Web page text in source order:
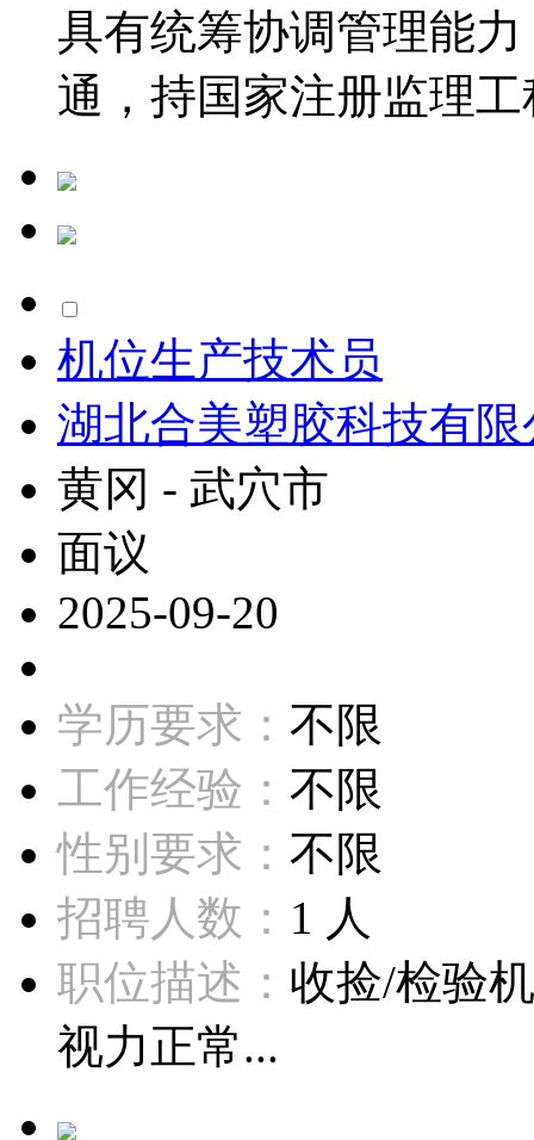
具有统筹协调管理能
通，持国家注册监理工
机位生产技术员
湖北合美塑胶科技有限
黄冈 - 武穴市
面议
2025-09-20
学历要求： 不限
工作经验： 不限
性别要求： 不限
招聘人数： 1 人
职位描述： 收捡/检验
视力正常...